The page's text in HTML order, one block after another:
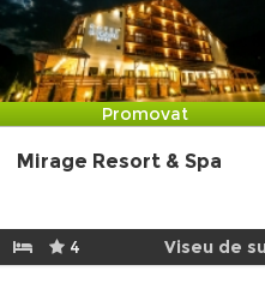
Promovat
Mirage Resort & Spa
4 Viseu de